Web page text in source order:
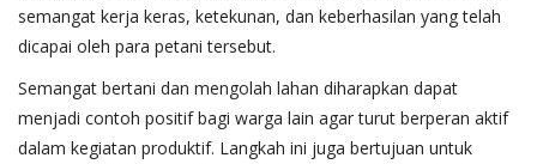
semangat kerja keras, ketekunan, dan keberhasilan yang telah
dicapai oleh para petani tersebut.
Semangat bertani dan mengolah lahan diharapkan dapat
menjadi contoh positif bagi warga lain agar turut berperan aktif
dalam kegiatan produktif. Langkah ini juga bertujuan untuk